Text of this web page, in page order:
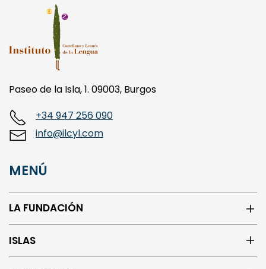
Paseo de la Isla, 1. 09003, Burgos
+34 947 256 090
info@ilcyl.com
MENÚ
LA FUNDACIÓN
ISLAS